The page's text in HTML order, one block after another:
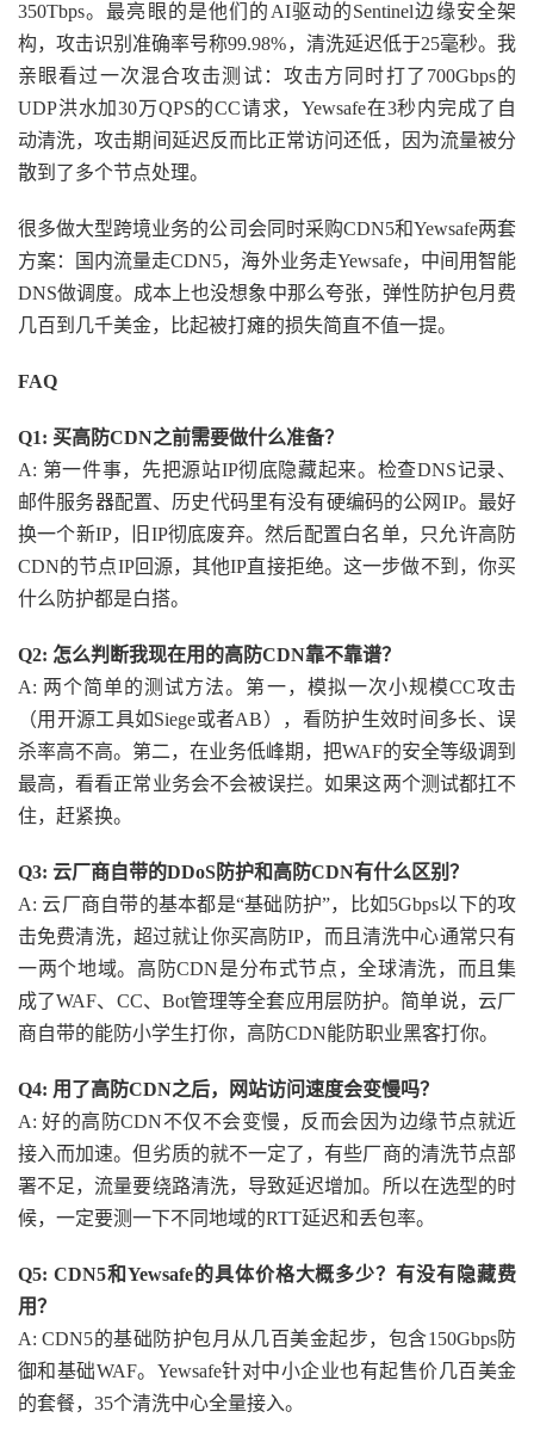
350Tbps。最亮眼的是他们的AI驱动的Sentinel边缘安全架
构，攻击识别准确率号称99.98%，清洗延迟低于25毫秒。我
亲眼看过一次混合攻击测试：攻击方同时打了700Gbps的
UDP洪水加30万QPS的CC请求，Yewsafe在3秒内完成了自
动清洗，攻击期间延迟反而比正常访问还低，因为流量被分
散到了多个节点处理。
很多做大型跨境业务的公司会同时采购CDN5和Yewsafe两套
方案：国内流量走CDN5，海外业务走Yewsafe，中间用智能
DNS做调度。成本上也没想象中那么夸张，弹性防护包月费
几百到几千美金，比起被打瘫的损失简直不值一提。
FAQ
Q1: 买高防CDN之前需要做什么准备？
A: 第一件事，先把源站IP彻底隐藏起来。检查DNS记录、
邮件服务器配置、历史代码里有没有硬编码的公网IP。最好
换一个新IP，旧IP彻底废弃。然后配置白名单，只允许高防
CDN的节点IP回源，其他IP直接拒绝。这一步做不到，你买
什么防护都是白搭。
Q2: 怎么判断我现在用的高防CDN靠不靠谱？
A: 两个简单的测试方法。第一，模拟一次小规模CC攻击
（用开源工具如Siege或者AB），看防护生效时间多长、误
杀率高不高。第二，在业务低峰期，把WAF的安全等级调到
最高，看看正常业务会不会被误拦。如果这两个测试都扛不
住，赶紧换。
Q3: 云厂商自带的DDoS防护和高防CDN有什么区别？
A: 云厂商自带的基本都是“基础防护”，比如5Gbps以下的攻
击免费清洗，超过就让你买高防IP，而且清洗中心通常只有
一两个地域。高防CDN是分布式节点，全球清洗，而且集
成了WAF、CC、Bot管理等全套应用层防护。简单说，云厂
商自带的能防小学生打你，高防CDN能防职业黑客打你。
Q4: 用了高防CDN之后，网站访问速度会变慢吗？
A: 好的高防CDN不仅不会变慢，反而会因为边缘节点就近
接入而加速。但劣质的就不一定了，有些厂商的清洗节点部
署不足，流量要绕路清洗，导致延迟增加。所以在选型的时
候，一定要测一下不同地域的RTT延迟和丢包率。
Q5: CDN5和Yewsafe的具体价格大概多少？有没有隐藏费
用？
A: CDN5的基础防护包月从几百美金起步，包含150Gbps防
御和基础WAF。Yewsafe针对中小企业也有起售价几百美金
的套餐，35个清洗中心全量接入。